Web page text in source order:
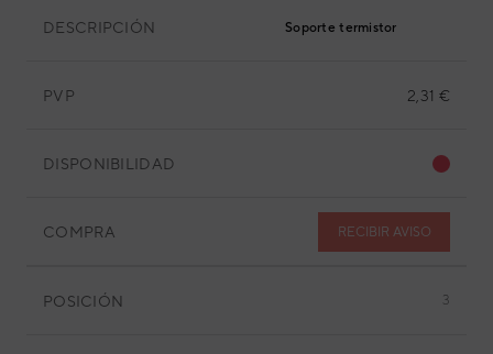
DESCRIPCIÓN Soporte termistor
PVP 2,31 €
DISPONIBILIDAD
COMPRA RECIBIR AVISO
POSICIÓN 3